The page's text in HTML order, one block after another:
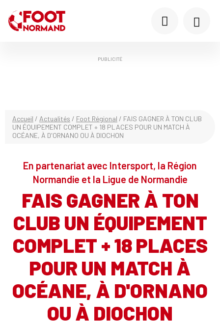
PUBLICITÉ
Accueil / Actualités / Foot Régional / FAIS GAGNER À TON CLUB
UN ÉQUIPEMENT COMPLET + 18 PLACES POUR UN MATCH À
OCÉANE, À D'ORNANO OU À DIOCHON
En partenariat avec Intersport, la Région
Normandie et la Ligue de Normandie
FAIS GAGNER À TON
CLUB UN ÉQUIPEMENT
COMPLET + 18 PLACES
POUR UN MATCH À
OCÉANE, À D'ORNANO
OU À DIOCHON